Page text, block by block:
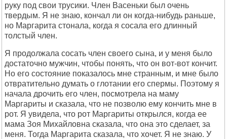
руку под свои трусики. Член Васеньки был очень
твердым. Я не знаю, кончал ли он когда-нибудь раньше,
но Маргарита стонала, когда я сосала его длинный
толстый член.
Я продолжала сосать член своего сына, и у меня было
достаточно мужчин, чтобы понять, что он вот-вот кончит.
Но его состояние показалось мне странным, и мне было
отвратительно думать о глотании его спермы. Поэтому я
начала дрочить его член, посмотрела на маму
Маргариты и сказала, что не позволю ему кончить мне в
рот. Я увидела, что рот Маргариты открылся, когда ее
мама Зоя Михайловна сказала, что она это сделает, за
меня. Тогда Маргарита сказала, что хочет. Я не знаю. У